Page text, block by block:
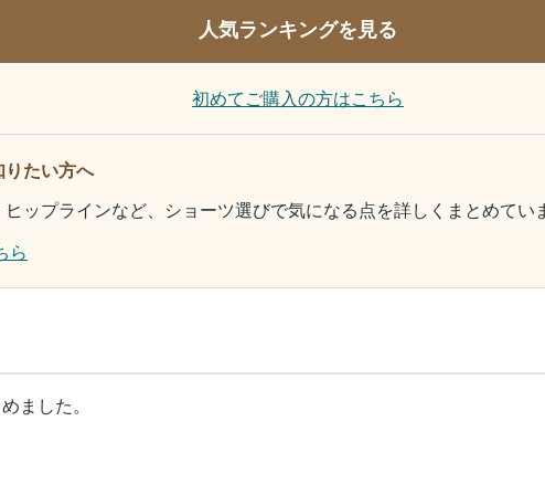
人気ランキングを見る
初めてご購入の方はこちら
りたい方へ
ップラインなど、ショーツ選びで気になる点を詳しくまとめてい
ら
ました。